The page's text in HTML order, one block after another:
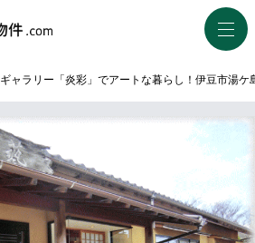
ャラリー「炎彩」でアートな暮らし！伊豆市湯ケ